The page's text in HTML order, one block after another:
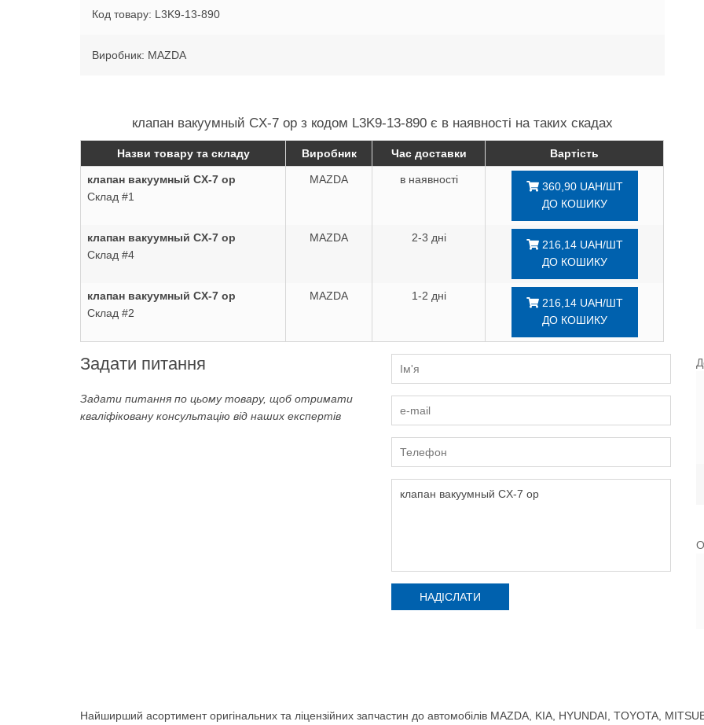
Код товару: L3K9-13-890
Виробник: MAZDA
клапан вакуумный CX-7 ор з кодом L3K9-13-890 є в наявності на таких скадах
Назви товару та складу Виробник Час доставки Вартість
клапан вакуумный CX-7 ор
Склад #1
MAZDA в наявності
360,90 UAH/ШТ
ДО КОШИКУ
клапан вакуумный CX-7 ор
Склад #4
MAZDA 2-3 дні
216,14 UAH/ШТ
ДО КОШИКУ
клапан вакуумный CX-7 ор
Склад #2
MAZDA 1-2 дні
216,14 UAH/ШТ
ДО КОШИКУ
Задати питання
Задати питання по цьому товару, щоб отримати
кваліфіковану консультацію від наших експертів
Найширший асортимент оригінальних та ліцензійних запчастин до автомобілів MAZDA, KIA, HYUNDAI, TOYOTA,